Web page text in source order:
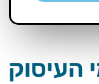
העיסוק